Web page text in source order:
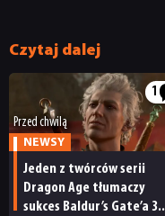
Czytaj dalej
1
Przed chwilą
NEWSY
Jeden z twórców serii
Dragon Age tłumaczy
sukces Baldur’s Gate’a 3.